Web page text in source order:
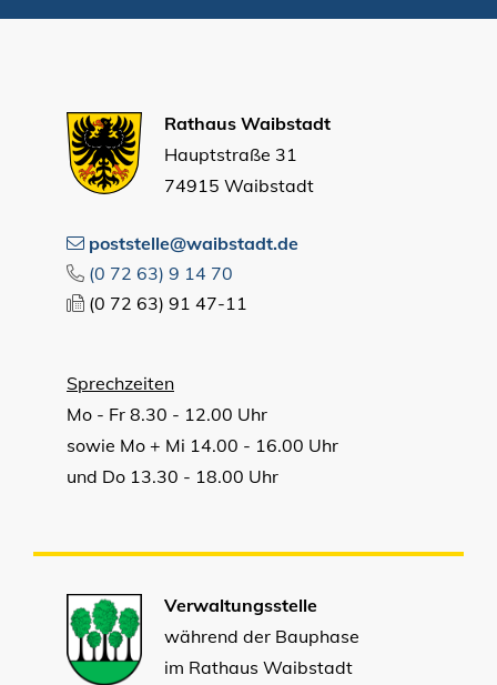
Rathaus Waibstadt
Hauptstraße 31
74915 Waibstadt
poststelle@waibstadt.de
(0 72 63) 9 14 70
(0 72 63) 91 47-11
Sprechzeiten
Mo - Fr 8.30 - 12.00 Uhr
sowie Mo + Mi 14.00 - 16.00 Uhr
und Do 13.30 - 18.00 Uhr
Verwaltungsstelle
während der Bauphase
im Rathaus Waibstadt